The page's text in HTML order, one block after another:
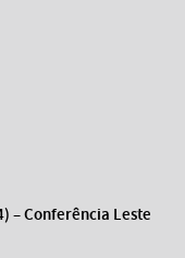
– Conferência Leste